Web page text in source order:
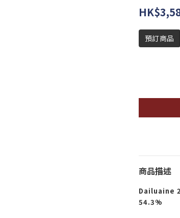
預訂商品
商品描述
Dailuaine
54.3%